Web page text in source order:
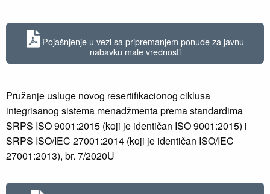
Pojašnjenje u vezi sa pripremanjem ponude za javnu
nabavku male vrednosti
Pružanje usluge novog resertifikacionog ciklusa
integrisanog sistema menadžmenta prema standardima
SRPS ISO 9001:2015 (koji je identičan ISO 9001:2015) i
SRPS ISO/IEC 27001:2014 (koji je identičan ISO/IEC
27001:2013), br. 7/2020U